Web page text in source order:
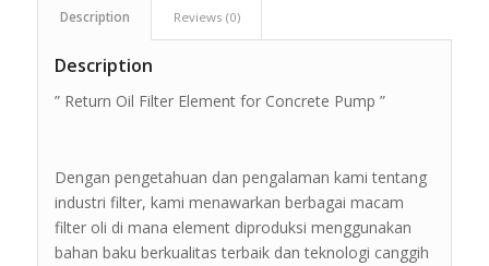
Description Reviews (0)
Description
” Return Oil Filter Element for Concrete Pump ”
Dengan pengetahuan dan pengalaman kami tentang
industri filter, kami menawarkan berbagai macam
filter oli di mana element diproduksi menggunakan
bahan baku berkualitas terbaik dan teknologi canggih